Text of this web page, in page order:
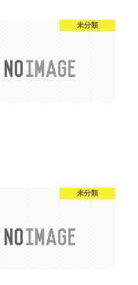
未分類
未分類